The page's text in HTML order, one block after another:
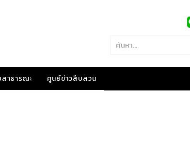
าธารณะ ศูนย์ข่าวสืบสวน